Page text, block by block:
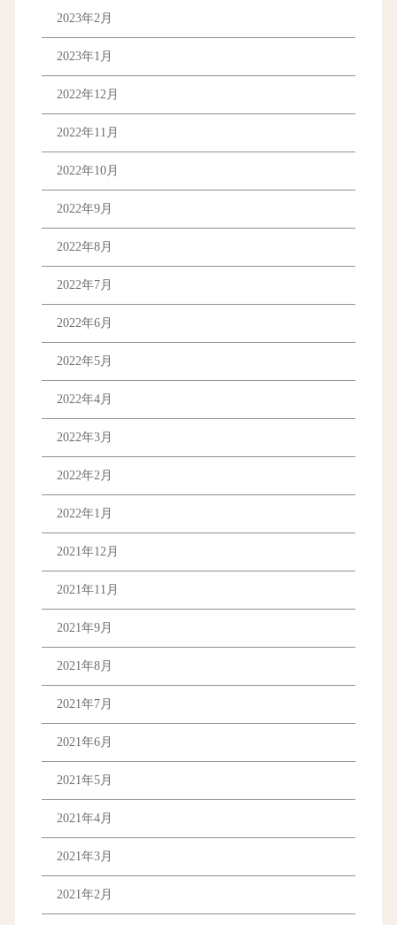
2023年2月
2023年1月
2022年12月
2022年11月
2022年10月
2022年9月
2022年8月
2022年7月
2022年6月
2022年5月
2022年4月
2022年3月
2022年2月
2022年1月
2021年12月
2021年11月
2021年9月
2021年8月
2021年7月
2021年6月
2021年5月
2021年4月
2021年3月
2021年2月